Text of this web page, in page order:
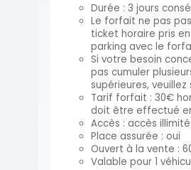
Durée : 3 jours
Le forfait ne pas
ticket horaire pris
parking avec le
Si votre besoin
pas cumuler
supérieures,
Tarif forfait : 30€
doit être effectué
Accès : accès
Place assurée : oui
Ouvert à la vente :
Valable pour 1